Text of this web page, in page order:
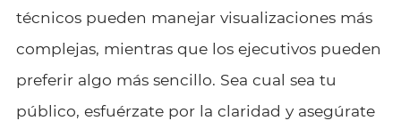
técnicos pueden manejar visualizaciones más
complejas, mientras que los ejecutivos pueden
preferir algo más sencillo. Sea cual sea tu
público, esfuérzate por la claridad y asegúrate